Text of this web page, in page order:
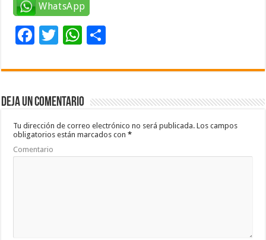
WhatsApp
F
e
b
o
o
k
T
tt
er
W
at
sA
p
p
m
ar
ti
Deja un comentario
Tu dirección de correo electrónico no será publicada. Los campos
obligatorios están marcados con*
Comentario